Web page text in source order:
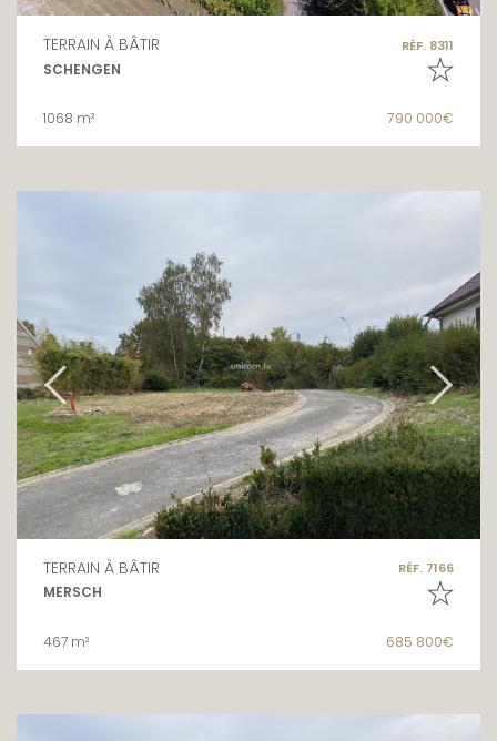
TERRAIN À BÂTIR RÉF. 8311
SCHENGEN
1068 m² 790 000€
TERRAIN À BÂTIR RÉF. 7166
MERSCH
467 m² 685 800€